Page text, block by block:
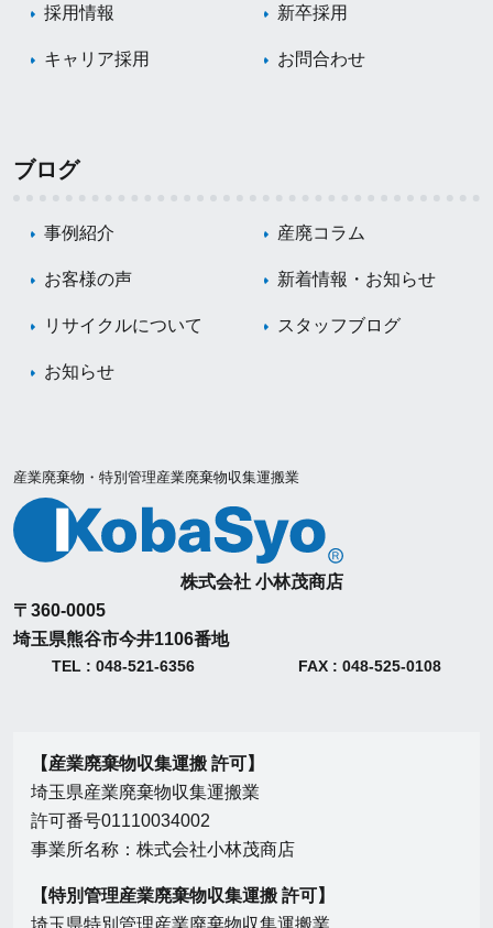
採用情報 新卒採用
キャリア採用 お問合わせ
ブログ
事例紹介 産廃コラム
お客様の声 新着情報・お知らせ
リサイクルについて スタッフブログ
お知らせ
産業廃棄物・特別管理産業廃棄物収集運搬業
株式会社 小林茂商店
〒360-0005
埼玉県熊谷市今井1106番地
TEL : 048-521-6356 FAX : 048-525-0108
【産業廃棄物収集運搬 許可】
埼玉県産業廃棄物収集運搬業
許可番号01110034002
事業所名称：株式会社小林茂商店
【特別管理産業廃棄物収集運搬 許可】
埼玉県特別管理産業廃棄物収集運搬業